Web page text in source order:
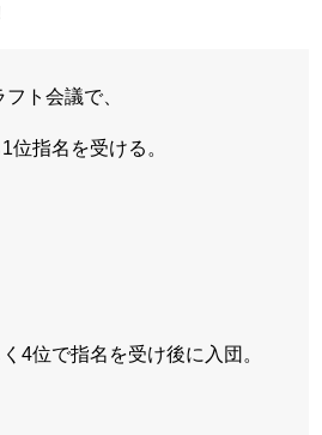
ト会議で、
位指名を受ける。
4位で指名を受け後に入団。